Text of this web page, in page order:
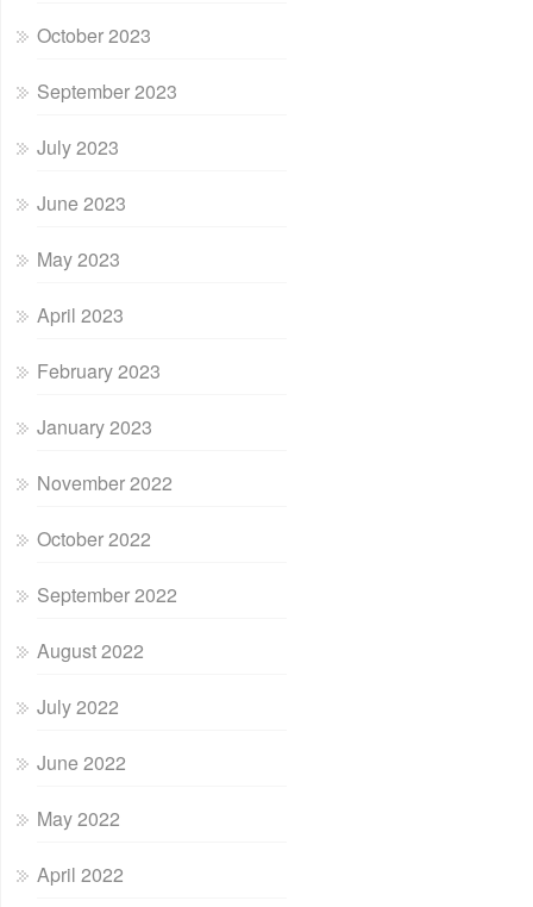
October 2023
September 2023
July 2023
June 2023
May 2023
April 2023
February 2023
January 2023
November 2022
October 2022
September 2022
August 2022
July 2022
June 2022
May 2022
April 2022